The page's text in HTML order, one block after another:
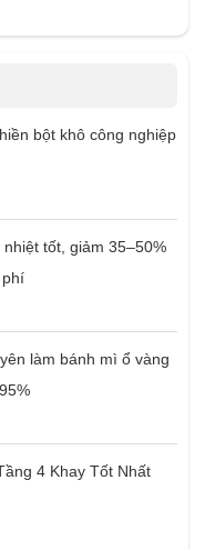
bột khô công nghiệp
tốt, giảm 35–50%
làm bánh mì ổ vàng
4 Khay Tốt Nhất